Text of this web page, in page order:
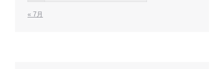
« 7月